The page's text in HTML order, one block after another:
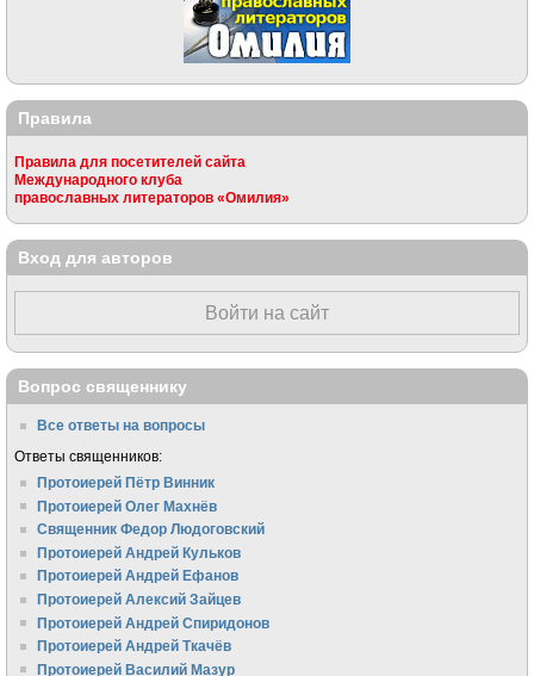
Правила
Правила для посетителей сайта
Международного клуба
православных литераторов «Омилия»
Вход для авторов
Войти на сайт
Вопрос священнику
Все ответы на вопросы
Ответы священников:
Протоиерей Пётр Винник
Протоиерей Олег Махнёв
Священник Федор Людоговский
Протоиерей Андрей Кульков
Протоиерей Андрей Ефанов
Протоиерей Алексий Зайцев
Протоиерей Андрей Спиридонов
Протоиерей Андрей Ткачёв
Протоиерей Василий Мазур